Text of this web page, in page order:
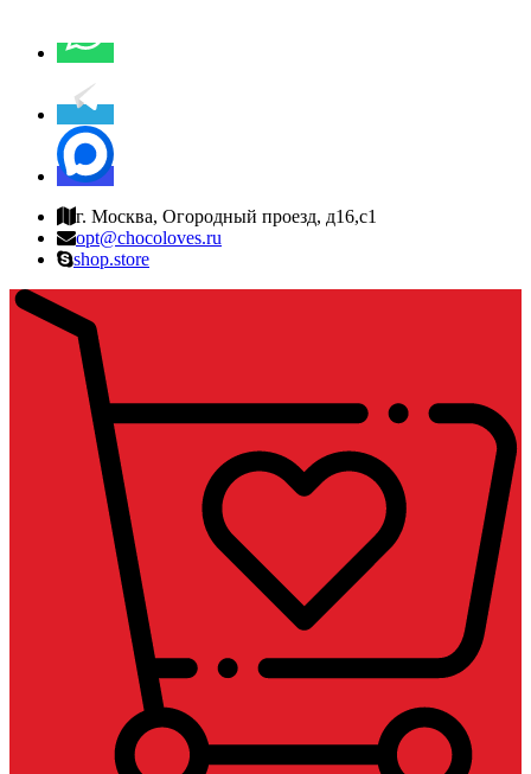
г. Москва, Огородный проезд, д16,с1
opt@chocoloves.ru
shop.store